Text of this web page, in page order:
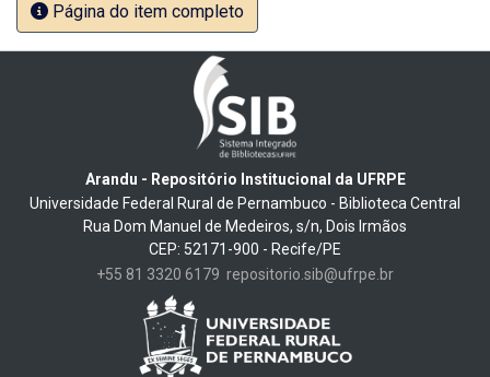
Página do item completo
Arandu - Repositório Institucional da UFRPE
Universidade Federal Rural de Pernambuco - Biblioteca Central
Rua Dom Manuel de Medeiros, s/n, Dois Irmãos
CEP: 52171-900 - Recife/PE
+55 81 3320 6179 repositorio.sib@ufrpe.br